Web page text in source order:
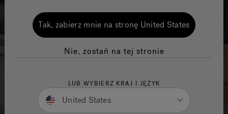
Jacuzzi® Sensational
Wellness™
One Page
Tak, zabierz mnie na stronę United States
Nie, zostań na tej stronie
LUB WYBIERZ KRAJ I JĘZYK
United States